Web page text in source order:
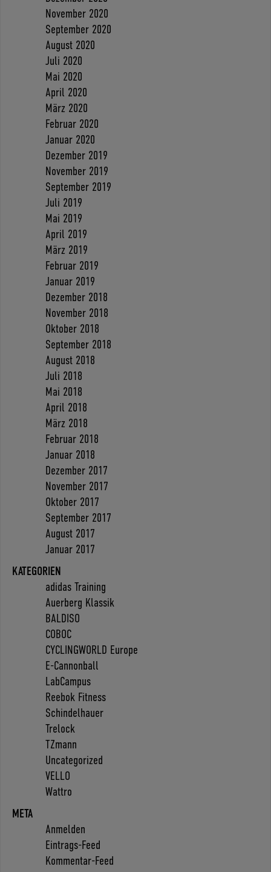
November 2020
September 2020
August 2020
Juli 2020
Mai 2020
April 2020
März 2020
Februar 2020
Januar 2020
Dezember 2019
November 2019
September 2019
Juli 2019
Mai 2019
April 2019
März 2019
Februar 2019
Januar 2019
Dezember 2018
November 2018
Oktober 2018
September 2018
August 2018
Juli 2018
Mai 2018
April 2018
März 2018
Februar 2018
Januar 2018
Dezember 2017
November 2017
Oktober 2017
September 2017
August 2017
Januar 2017
KATEGORIEN
adidas Training
Auerberg Klassik
BALDISO
COBOC
CYCLINGWORLD Europe
E-Cannonball
LabCampus
Reebok Fitness
Schindelhauer
Trelock
TZmann
Uncategorized
VELLO
Wattro
META
Anmelden
Eintrags-Feed
Kommentar-Feed